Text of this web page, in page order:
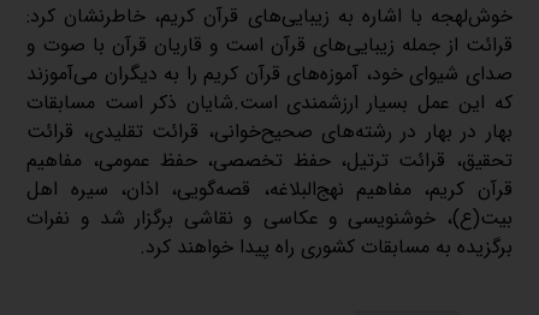
خوش‌لهجه با اشاره به زیبایی‌های قرآن کریم، خاطرنشان کرد:
قرائت از جمله زیبایی‌های قرآن است و قاریان قرآن با صوت و
صدای شیوای خود، آموزه‌های قرآن کریم را به دیگران می‌آموزند
که این عمل بسیار ارزشمندی است.شایان ذکر است مسابقات
بهار در بهار در رشته‌های صحیح‌خوانی، قرائت تقلیدی، قرائت
تحقیق، قرائت ترتیل، حفظ تخصصی، حفظ عمومی، مفاهیم
قرآن کریم، مفاهیم نهج‌البلاغه، قصه‌گویی، اذان، سیره اهل
بیت(ع)، خوشنویسی و عکاسی و نقاشی برگزار شد و نفرات
برگزیده به مسابقات کشوری راه پیدا خواهند کرد.